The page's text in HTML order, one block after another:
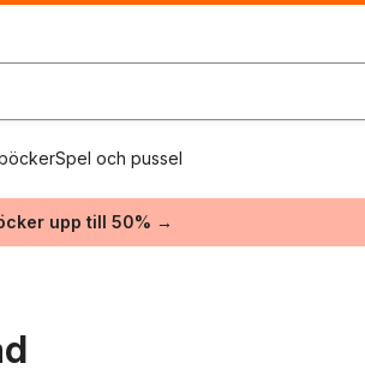
Spel och pussel
upp till 50% →